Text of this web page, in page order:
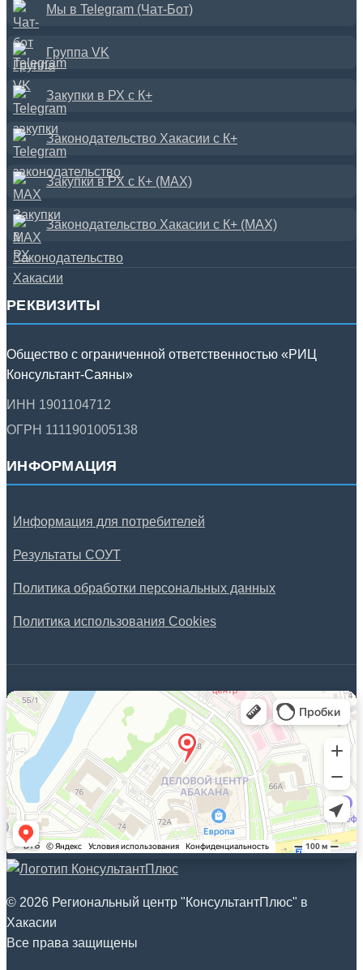
Мы в Telegram (Чат-Бот)
Группа VK
Закупки в РХ с К+
Законодательство Хакасии с К+
Закупки в РХ с К+ (MAX)
Законодательство Хакасии с К+ (MAX)
РЕКВИЗИТЫ
Общество с ограниченной ответственностью «РИЦ
Консультант-Саяны»
ИНН 1901104712
ОГРН 1111901005138
ИНФОРМАЦИЯ
Информация для потребителей
Результаты СОУТ
Политика обработки персональных данных
Политика использования Cookies
© 2026 Региональный центр "КонсультантПлюс" в
Хакасии
Все права защищены